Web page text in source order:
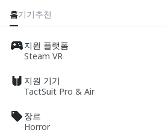
홈기기추천
지원 플랫폼
Steam VR
지원 기기
TactSuit Pro & Air
장르
Horror